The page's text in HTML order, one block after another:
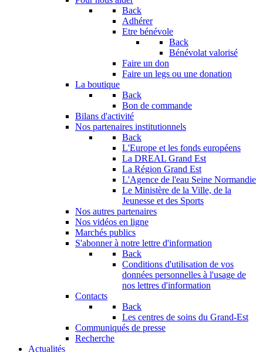
Back
Adhérer
Etre bénévole
Back
Bénévolat valorisé
Faire un don
Faire un legs ou une donation
La boutique
Back
Bon de commande
Bilans d'activité
Nos partenaires institutionnels
Back
L'Europe et les fonds européens
La DREAL Grand Est
La Région Grand Est
L'Agence de l'eau Seine Normandie
Le Ministère de la Ville, de la
Jeunesse et des Sports
Nos autres partenaires
Nos vidéos en ligne
Marchés publics
S'abonner à notre lettre d'information
Back
Conditions d'utilisation de vos
données personnelles à l'usage de
nos lettres d'information
Contacts
Back
Les centres de soins du Grand-Est
Communiqués de presse
Recherche
Actualités